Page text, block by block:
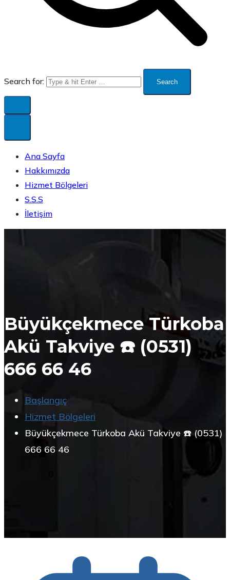
Search for:
Ana Sayfa
Hakkımızda
Hizmet Bölgeleri
S.S.S
İletişim
Büyükçekmece Türkoba
Akü Takviye ☎️ (0531)
666 66 46
Başlangıç
Hizmet Bölgeleri
Büyükçekmece Türkoba Akü Takviye ☎️ (0531)
666 66 46